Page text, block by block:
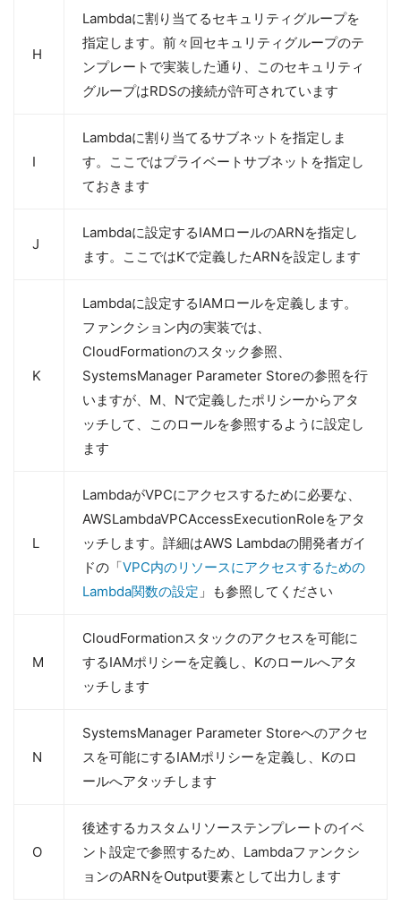
H
Lambdaに割り当てるセキュリティグループを
指定します。前々回セキュリティグループのテ
ンプレートで実装した通り、このセキュリティ
グループはRDSの接続が許可されています
I
Lambdaに割り当てるサブネットを指定しま
す。ここではプライベートサブネットを指定し
ておきます
J
Lambdaに設定するIAMロールのARNを指定し
ます。ここではKで定義したARNを設定します
K
Lambdaに設定するIAMロールを定義します。
ファンクション内の実装では、
CloudFormationのスタック参照、
SystemsManager Parameter Storeの参照を行
いますが、M、Nで定義したポリシーからアタ
ッチして、このロールを参照するように設定し
ます
L
LambdaがVPCにアクセスするために必要な、
AWSLambdaVPCAccessExecutionRoleをアタ
ッチします。詳細はAWS Lambdaの開発者ガイ
ドの「VPC内のリソースにアクセスするための
Lambda関数の設定 」も参照してください
M
CloudFormationスタックのアクセスを可能に
するIAMポリシーを定義し、Kのロールへアタ
ッチします
N
SystemsManager Parameter Storeへのアクセ
スを可能にするIAMポリシーを定義し、Kのロ
ールへアタッチします
O
後述するカスタムリソーステンプレートのイベ
ント設定で参照するため、Lambdaファンクシ
ョンのARNをOutput要素として出力します